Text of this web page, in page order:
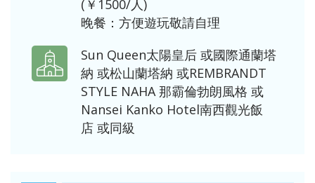
(￥1500/人)
晚餐：方便遊玩敬請自理
Sun Queen太陽皇后 或國際通蘭塔
納 或松山蘭塔納 或REMBRANDT
STYLE NAHA 那霸倫勃朗風格 或
Nansei Kanko Hotel南西觀光飯
店 或同級